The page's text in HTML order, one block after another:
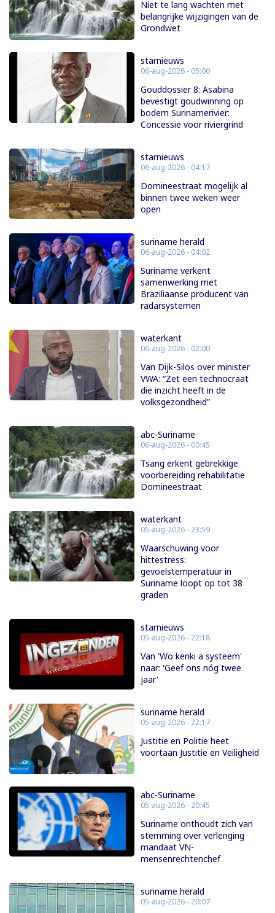
Niet te lang wachten met
belangrijke wijzigingen van de
Grondwet
starnieuws
06-aug-2026 - 05:00
Gouddossier 8: Asabina
bevestigt goudwinning op
bodem Surinamerivier:
Concessie voor riviergrind
starnieuws
06-aug-2026 - 04:17
Domineestraat mogelijk al
binnen twee weken weer
open
suriname herald
06-aug-2026 - 04:02
Suriname verkent
samenwerking met
Braziliaanse producent van
radarsystemen
waterkant
06-aug-2026 - 02:00
Van Dijk-Silos over minister
VWA: “Zet een technocraat
die inzicht heeft in de
volksgezondheid”
abc-Suriname
06-aug-2026 - 00:45
Tsang erkent gebrekkige
voorbereiding rehabilitatie
Domineestraat
waterkant
05-aug-2026 - 23:59
Waarschuwing voor
hittestress:
gevoelstemperatuur in
Suriname loopt op tot 38
graden
starnieuws
05-aug-2026 - 22:18
Van 'Wo kenki a systeem'
naar: 'Geef ons nóg twee
jaar'
suriname herald
05-aug-2026 - 22:17
Justitie en Politie heet
voortaan Justitie en Veiligheid
abc-Suriname
05-aug-2026 - 20:45
Suriname onthoudt zich van
stemming over verlenging
mandaat VN-
mensenrechtenchef
suriname herald
05-aug-2026 - 20:07